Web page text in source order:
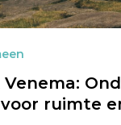
Venema:
ruimte